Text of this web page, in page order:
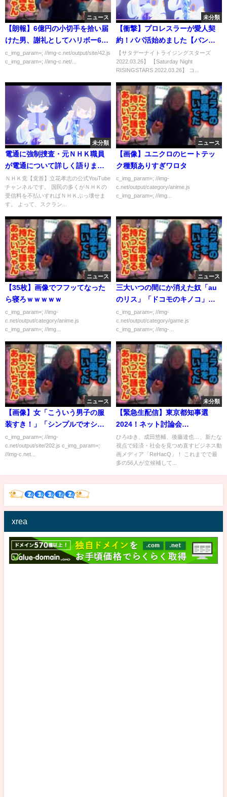
ニュース
【朗報】6億円の小切手を拾い届
けた男、謝礼としてハリボー6袋
を貰う
c_img_param=; //img-c.net/output/site/42.js
c_img_param=; //img-c.net/...
未分類
【衝撃】プロレスラーが愛人契
約！パパ活始めました【バンビ
＆ちゃんよたVS花園桃花＆藍川
はるか 2022.03.26】
【サタデーナイトライジングスターズ
2022.03.26】 【Saturday Night
RISINGSTARS 2022.03.26】 コ...
未分類
電通に強制捜査・元ＮＨＫ職員
が電通について詳しく語りま
す。
ＮＨＫ党【党首】立花孝志の公式YouTube
チャンネルです。 国民の多くがＮＨＫの
受信料を不払いすればＮＨＫぶっ壊せま
す。 よって、スクラン...
ニュース
【画像】ユニクロのヒートテッ
ク種類ありすぎワロタ
c_img_param=; //img-
c.net/output/category/anime.js
c_img_param=; //img...
ニュース
【35枚】画像でフフッてなった
ら寝ろｗｗｗｗｗ
c_img_param=; //img-
c.net/output/category/anime.js
c_img_param=; //img...
ニュース
三大いつの間にか消えた奴「au
のリス」「ドコモのキノコ」
「ノバのウサギ」
c_img_param=; //img-
c.net/output/category/game.js
c_img_param=; //img-...
ニュース
【画像】女「こういう男子の服
装すき！」「シンプルでオシャ
レ！」「彼氏に着てほしい」
c_img_param=; //img-
c.net/output/site/202.js c_img_param=;
//img-c.net...
未分類
【緊急生配信】東京都知事選
2024！ネット討論会
④【ReHacQ SP】
ひろゆき、成田悠輔、後藤達也…、新たな
視点で経済・社会を見つめ直すビジネス動
画メディア「ReHacQ」！ これまでで最
多の56人が立候補して...
xrea